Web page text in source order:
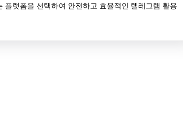
랫폼을 선택하여 안전하고 효율적인 텔레그램 활용